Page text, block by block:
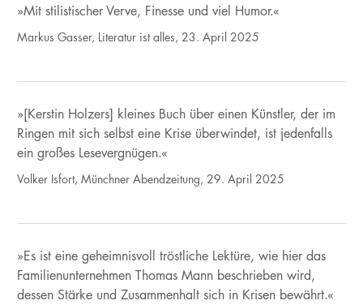
»Mit stilistischer Verve, Finesse und viel Humor.«
Markus Gasser, Literatur ist alles, 23. April 2025
»[Kerstin Holzers] kleines Buch über einen Künstler, der im
Ringen mit sich selbst eine Krise überwindet, ist jedenfalls
ein großes Lesevergnügen.«
Volker Isfort, Münchner Abendzeitung, 29. April 2025
»Es ist eine geheimnisvoll tröstliche Lektüre, wie hier das
Familienunternehmen Thomas Mann beschrieben wird,
dessen Stärke und Zusammenhalt sich in Krisen bewährt.«